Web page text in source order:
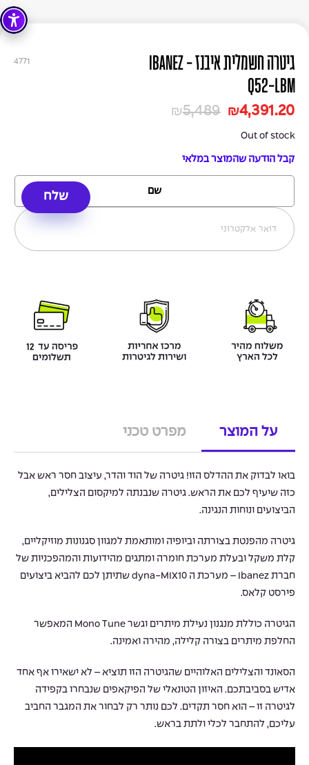
4771
גיטרה חשמלית איבנז - IBANEZ
Q52-LBM
₪5,489 ₪4,391.20
Out of stock
קבל הודעה שהמוצר במלאי
על המוצר מפרט טכני
בואו לבדוק את ההדלס הזו! גיטרה של הוד והדר, עיצוב חסר ראש אבל
כזה שיעיף לכם את הראש. גיטרה שנבנתה למיקסום הצלילים,
הביצועים ונוחות הנגינה.
גיטרה מהפנטת בצורתה וביופיה ומותאמת למגוון סגנונות מוזיקליים,
קלת משקל ובעלת מערכת חומרה ומתגים מהידועות והמהפכניות של
חברת Ibanez – מערכת ה dyna-MIX10 שתיתן לכם להביא ביצועים
פירסט קלאס.
הגיטרה כוללת מנגנון נעילת מיתרים וגשר Mono Tune המאפשר
החלפת מיתרים בצורה קלילה, מהירה ואמינה.
הסאונד והצלילים האלוהיים שהגיטרה הזו תוציא – לא ישאירו אף אחד
אדיש בסביבתכם. האיזון הטונאלי של הפיקאפים שנבחרו בקפידה
לגיטרה זו – הוא חסר תקדים. לכם נותר רק לבחור את המגבר החביב
עליכם, להתחבר לכלי ולתת בראש.